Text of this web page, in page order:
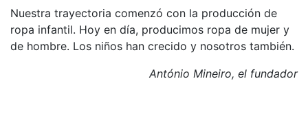
Nuestra trayectoria comenzó con la producción de
ropa infantil. Hoy en día, producimos ropa de mujer y
de hombre. Los niños han crecido y nosotros también.
António Mineiro, el fundador